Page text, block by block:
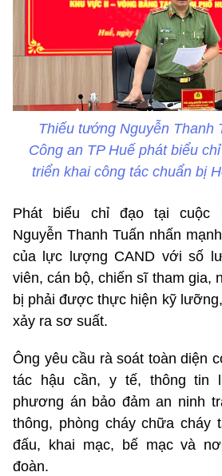
Thiếu tướng Nguyễn Thanh
Công an TP Huế phát biểu
triển khai công tác chuẩn bị
Phát biểu chỉ đạo tại cuộc
Nguyễn Thanh Tuấn nhấn
của lực lượng CAND với số
viên, cán bộ, chiến sĩ tham gia,
bị phải được thực hiện kỹ
xảy ra sơ suất.
Ông yêu cầu rà soát toàn diện
tác hậu cần, y tế, thông tin
phương án bảo đảm an ninh
thông, phòng cháy chữa cháy
đấu, khai mạc, bế mạc và
đoàn.